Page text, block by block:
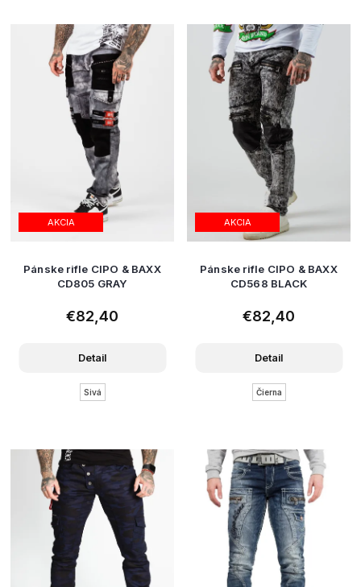
AKCIA
Pánske rifle CIPO & BAXX
CD805 GRAY
€82,40
Detail
Sivá
AKCIA
Pánske rifle CIPO & BAXX
CD568 BLACK
€82,40
Detail
Čierna